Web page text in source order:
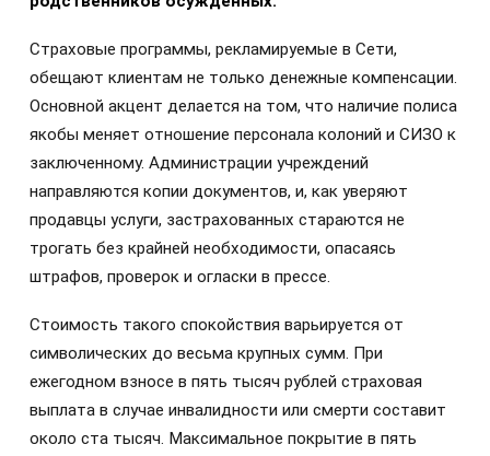
Страховые программы, рекламируемые в Сети,
обещают клиентам не только денежные компенсации.
Основной акцент делается на том, что наличие полиса
якобы меняет отношение персонала колоний и СИЗО к
заключенному. Администрации учреждений
направляются копии документов, и, как уверяют
продавцы услуги, застрахованных стараются не
трогать без крайней необходимости, опасаясь
штрафов, проверок и огласки в прессе.
Стоимость такого спокойствия варьируется от
символических до весьма крупных сумм. При
ежегодном взносе в пять тысяч рублей страховая
выплата в случае инвалидности или смерти составит
около ста тысяч. Максимальное покрытие в пять